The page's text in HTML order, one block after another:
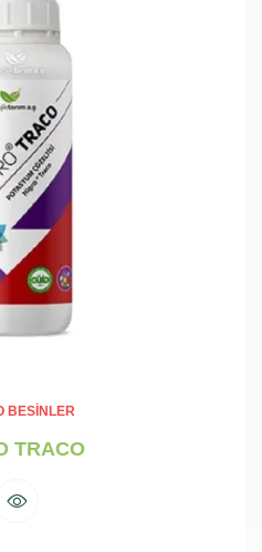
BESINLER
TRACO